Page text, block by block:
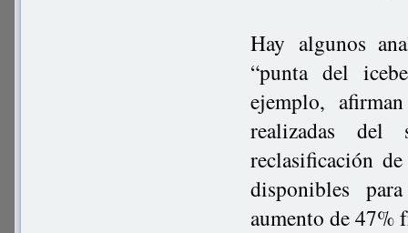
Hay algunos
“punta del
ejemplo,
realizadas del
reclasificación
disponibles
aumento de 47%